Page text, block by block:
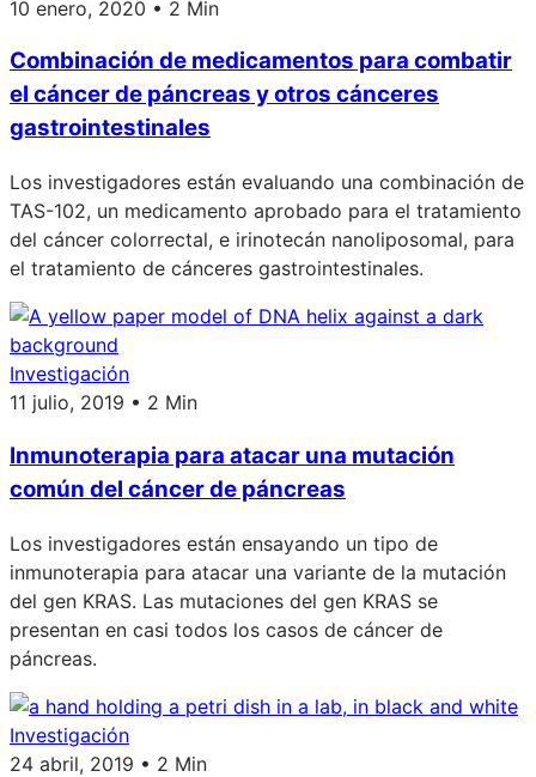
10 enero, 2020 • 2 Min
Combinación de medicamentos para combatir
el cáncer de páncreas y otros cánceres
gastrointestinales
Los investigadores están evaluando una combinación de
TAS-102, un medicamento aprobado para el tratamiento
del cáncer colorrectal, e irinotecán nanoliposomal, para
el tratamiento de cánceres gastrointestinales.
Investigación
11 julio, 2019 • 2 Min
Inmunoterapia para atacar una mutación
común del cáncer de páncreas
Los investigadores están ensayando un tipo de
inmunoterapia para atacar una variante de la mutación
del gen KRAS. Las mutaciones del gen KRAS se
presentan en casi todos los casos de cáncer de
páncreas.
Investigación
24 abril, 2019 • 2 Min